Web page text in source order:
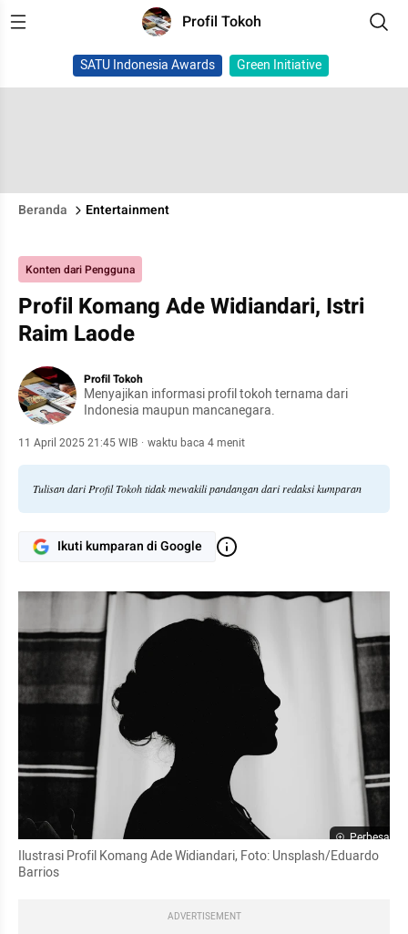
Profil Tokoh
SATU Indonesia Awards Green Initiative
Beranda Entertainment
Konten dari Pengguna
Profil Komang Ade Widiandari, Istri
Raim Laode
Profil Tokoh
Menyajikan informasi profil tokoh ternama dari
Indonesia maupun mancanegara.
11 April 2025 21:45 WIB · waktu baca 4 menit
Tulisan dari Profil Tokoh tidak mewakili pandangan dari redaksi kumparan
Ikuti kumparan di Google
Perbesar
Ilustrasi Profil Komang Ade Widiandari, Foto: Unsplash/Eduardo
Barrios
ADVERTISEMENT